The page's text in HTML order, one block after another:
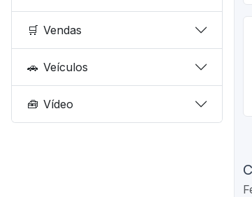
🛒 Vendas
🚗 Veículos
🧰 Vídeo